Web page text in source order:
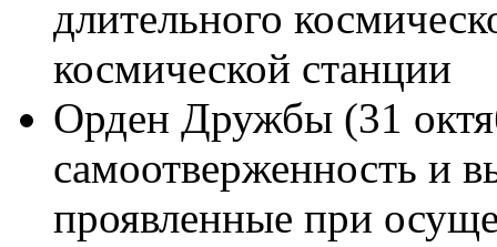
длительного
космической станции
Орден Дружбы (31
самоотверженность и
проявленные при